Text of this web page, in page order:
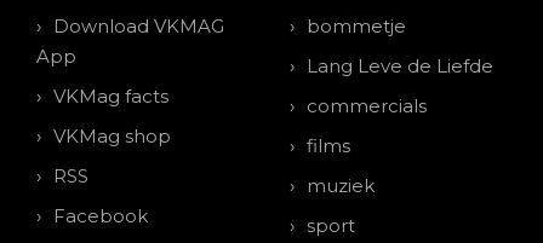
Download VKMAG
App
VKMag facts
VKMag shop
RSS
Facebook
bommetje
Lang Leve de Liefde
commercials
films
muziek
sport